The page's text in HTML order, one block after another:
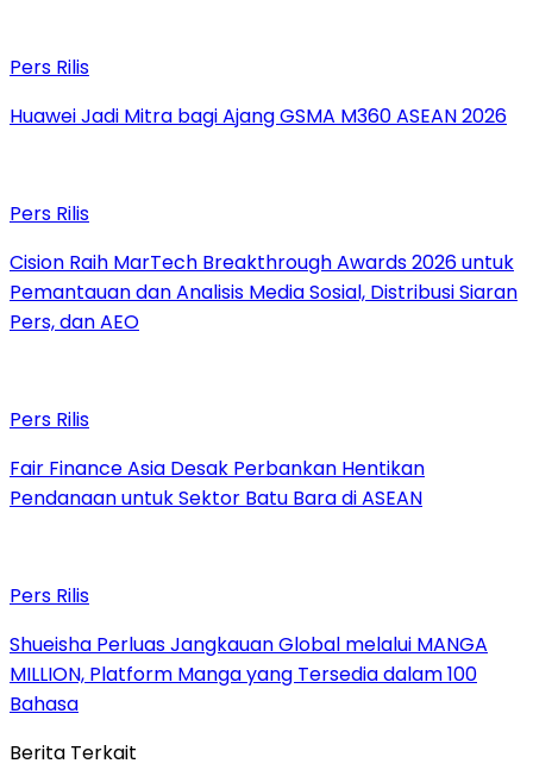
Pers Rilis
Huawei Jadi Mitra bagi Ajang GSMA M360 ASEAN 2026
Pers Rilis
Cision Raih MarTech Breakthrough Awards 2026 untuk
Pemantauan dan Analisis Media Sosial, Distribusi Siaran
Pers, dan AEO
Pers Rilis
Fair Finance Asia Desak Perbankan Hentikan
Pendanaan untuk Sektor Batu Bara di ASEAN
Pers Rilis
Shueisha Perluas Jangkauan Global melalui MANGA
MILLION, Platform Manga yang Tersedia dalam 100
Bahasa
Berita Terkait